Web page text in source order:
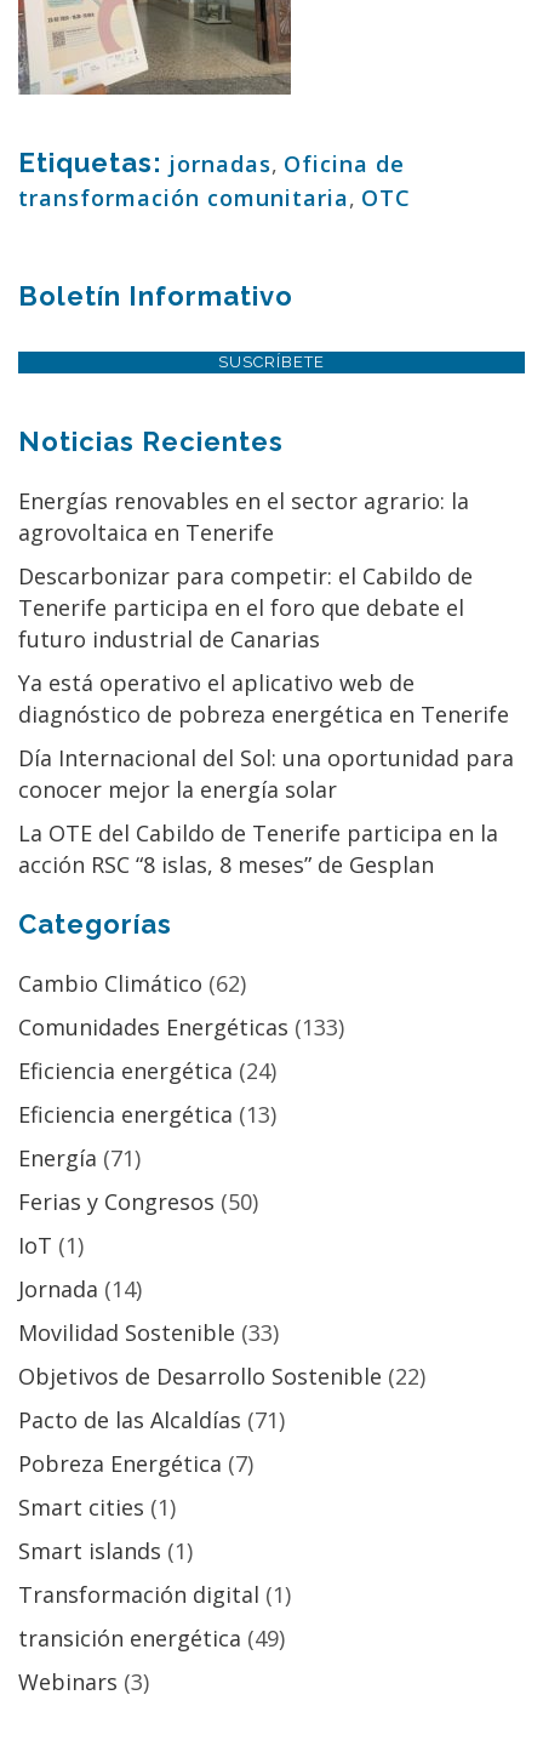
Etiquetas: jornadas, Oficina de
transformación comunitaria, OTC
Boletín Informativo
SUSCRÍBETE
Noticias Recientes
Energías renovables en el sector agrario: la
agrovoltaica en Tenerife
Descarbonizar para competir: el Cabildo de
Tenerife participa en el foro que debate el
futuro industrial de Canarias
Ya está operativo el aplicativo web de
diagnóstico de pobreza energética en Tenerife
Día Internacional del Sol: una oportunidad para
conocer mejor la energía solar
La OTE del Cabildo de Tenerife participa en la
acción RSC “8 islas, 8 meses” de Gesplan
Categorías
Cambio Climático (62)
Comunidades Energéticas (133)
Eficiencia energética (24)
Eficiencia energética (13)
Energía (71)
Ferias y Congresos (50)
IoT (1)
Jornada (14)
Movilidad Sostenible (33)
Objetivos de Desarrollo Sostenible (22)
Pacto de las Alcaldías (71)
Pobreza Energética (7)
Smart cities (1)
Smart islands (1)
Transformación digital (1)
transición energética (49)
Webinars (3)